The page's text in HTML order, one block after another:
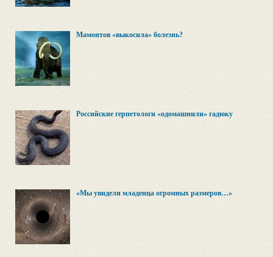
Мамонтов «выкосила» болезнь?
Российские герпетологи «одомашнили» гадюку
«Мы увидели младенца огромных размеров…»